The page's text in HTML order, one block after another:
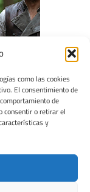
como las cookies
El consentimiento de
de
consentir o retirar el
y